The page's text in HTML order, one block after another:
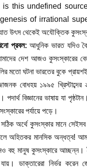
“It is this undefined
of irrational
উৎস থেকেই অযৌক্তিক
প্রবল:আধুনিক ভারত যদিও
দেশ আজও কুসংস্কারের
মতো ঘটনা ভারতের বুকে
বোধহয় ১৯৯৫ খ্রিস্টাব্দের
বিজ্ঞানের ভাষায় যা
পর্যায়ে পড়ে।
সঠিক অর্থে কুসংস্কার মানে
অহিতকর মানসিক অন্ধত্ব!
বহু মানুষ কুসংস্কারে আচ্ছন্ন।
ডাক্তারেরা নির্ভর করেন